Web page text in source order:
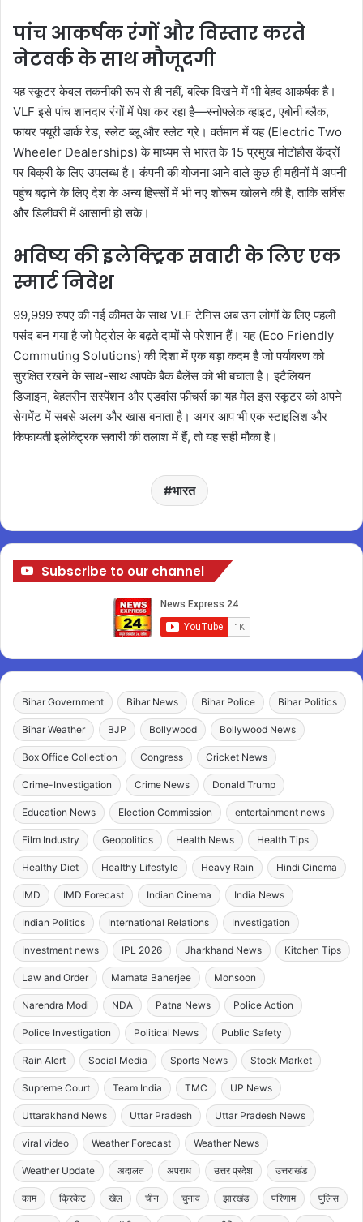
पांच आकर्षक रंगों और विस्तार करते
नेटवर्क के साथ मौजूदगी
यह स्कूटर केवल तकनीकी रूप से ही नहीं, बल्कि दिखने में भी बेहद आकर्षक है।
VLF इसे पांच शानदार रंगों में पेश कर रहा है—स्नोफ्लेक व्हाइट, एबोनी ब्लैक,
फायर फ्यूरी डार्क रेड, स्लेट ब्लू और स्लेट ग्रे। वर्तमान में यह (Electric Two
Wheeler Dealerships) के माध्यम से भारत के 15 प्रमुख मोटोहौस केंद्रों
पर बिक्री के लिए उपलब्ध है। कंपनी की योजना आने वाले कुछ ही महीनों में अपनी
पहुंच बढ़ाने के लिए देश के अन्य हिस्सों में भी नए शोरूम खोलने की है, ताकि सर्विस
और डिलीवरी में आसानी हो सके।
भविष्य की इलेक्ट्रिक सवारी के लिए एक
स्मार्ट निवेश
99,999 रुपए की नई कीमत के साथ VLF टेनिस अब उन लोगों के लिए पहली
पसंद बन गया है जो पेट्रोल के बढ़ते दामों से परेशान हैं। यह (Eco Friendly
Commuting Solutions) की दिशा में एक बड़ा कदम है जो पर्यावरण को
सुरक्षित रखने के साथ-साथ आपके बैंक बैलेंस को भी बचाता है। इटैलियन
डिजाइन, बेहतरीन सस्पेंशन और एडवांस फीचर्स का यह मेल इस स्कूटर को अपने
सेगमेंट में सबसे अलग और खास बनाता है। अगर आप भी एक स्टाइलिश और
किफायती इलेक्ट्रिक सवारी की तलाश में हैं, तो यह सही मौका है।
भारत
Subscribe to our channel
Bihar Government Bihar News Bihar Police Bihar Politics
Bihar Weather BJP Bollywood Bollywood News
Box Office Collection Congress Cricket News
Crime-Investigation Crime News Donald Trump
Education News Election Commission entertainment news
Film Industry Geopolitics Health News Health Tips
Healthy Diet Healthy Lifestyle Heavy Rain Hindi Cinema
IMD IMD Forecast Indian Cinema India News
Indian Politics International Relations Investigation
Investment news IPL 2026 Jharkhand News Kitchen Tips
Law and Order Mamata Banerjee Monsoon
Narendra Modi NDA Patna News Police Action
Police Investigation Political News Public Safety
Rain Alert Social Media Sports News Stock Market
Supreme Court Team India TMC UP News
Uttarakhand News Uttar Pradesh Uttar Pradesh News
viral video Weather Forecast Weather News
Weather Update अदालत अपराध उत्तर प्रदेश उत्तराखंड
काम क्रिकेट खेल चीन चुनाव झारखंड परिणाम पुलिस